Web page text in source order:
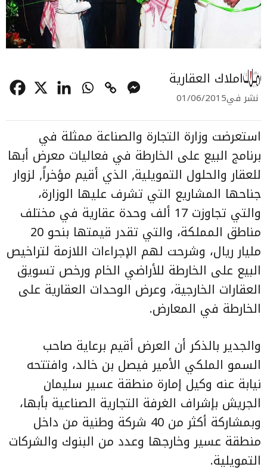
املاك العقارية
نشر في01/06/2015
استعرضت وزارة التجارة والصناعة ممثلة في
برنامج البيع على الخارطة في فعاليات معرض أبها
للعقار والحلول التمويلية, الذي أقيم مؤخراً, لزوار
جناحها المشاريع التي تشرف عليها الوزارة،
والتي تجاوزت 17 ألف وحدة عقارية في مختلف
مناطق المملكة، والتي تقدر قيمتها بنحو 20
مليار ريال، وشرحت لهم الإجراءات اللازمة لتراخيص
البيع على الخارطة للأراضي الخام ورخص تسويق
العقارات الخارجية، وعرض الوحدات العقارية على
الخارطة في المعارض.
والجدير بالذكر أن العرض أقيم برعاية صاحب
السمو الملكي الأمير فيصل بن خالد، وافتتحه
نيابة عنه وكيل إمارة منطقة عسير سليمان
الجريش بإشراف الغرفة التجارية الصناعية بأبها،
وبمشاركة أكثر من 40 شركة وطنية من داخل
منطقة عسير وخارجها وعدد من البنوك والشركات
التمويلية.